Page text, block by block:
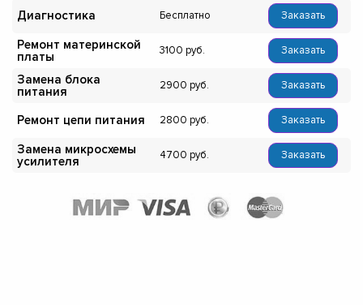
Диагностика Бесплатно Заказать
Ремонт материнской
платы
3100 Заказать
Замена блока
питания
2900 Заказать
Ремонт цепи питания 2800 Заказать
Замена микросхемы
усилителя
4700 Заказать